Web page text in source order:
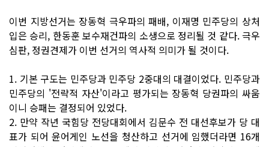
이번 지방선거는 장동혁 극우파의 패배, 이재명 민주당의 상처
입은 승리, 한동훈 보수재건파의 소생으로 정리될 것 같다. 극우
심판, 정권견제가 이번 선거의 역사적 의미가 될 것이다.
1. 기본 구도는 민주당과 민주당 2중대의 대결이었다. 민주당과
민주당의 '전략적 자산'이라고 평가되는 장동혁 당권파의 싸움
이니 승패는 결정되어 있었다.
2. 만약 작년 국힘당 전당대회에서 김문수 전 대선후보가 당 대
표가 되어 윤어게인 노선을 청산하고 선거에 임했더라면 16개